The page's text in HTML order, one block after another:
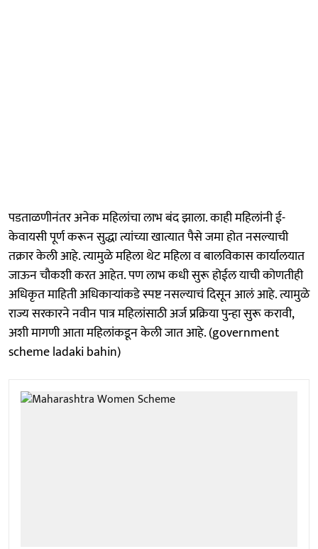
पडताळणीनंतर अनेक महिलांचा लाभ बंद झाला. काही महिलांनी ई-
केवायसी पूर्ण करून सुद्धा त्यांच्या खात्यात पैसे जमा होत नसल्याची
तक्रार केली आहे. त्यामुळे महिला थेट महिला व बालविकास कार्यालयात
जाऊन चौकशी करत आहेत. पण लाभ कधी सुरू होईल याची कोणतीही
अधिकृत माहिती अधिकाऱ्यांकडे स्पष्ट नसल्याचं दिसून आलं आहे. त्यामुळे
राज्य सरकारने नवीन पात्र महिलांसाठी अर्ज प्रक्रिया पुन्हा सुरू करावी,
अशी मागणी आता महिलांकडून केली जात आहे. (government
scheme ladaki bahin)